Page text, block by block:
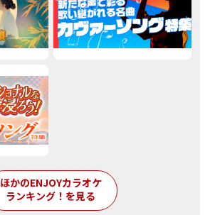
ほかのENJOYカラオケ
ランキング！を見る